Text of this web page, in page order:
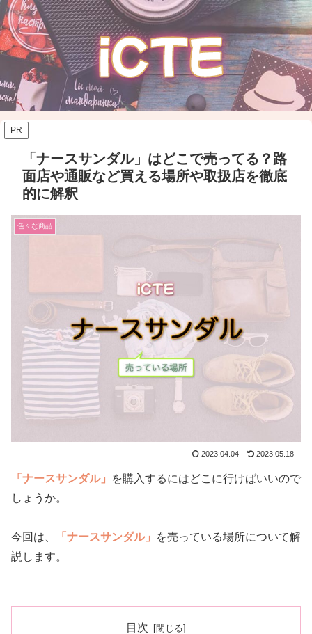
PR
「ナースサンダル」はどこで売ってる？路
面店や通販など買える場所や取扱店を徹底
的に解釈
色々な商品
2023.04.04 2023.05.18
「ナースサンダル」
を購入するにはどこに行けばいいので
しょうか。
今回は、 「ナースサンダル」
を売っている場所について解
説します。
目次